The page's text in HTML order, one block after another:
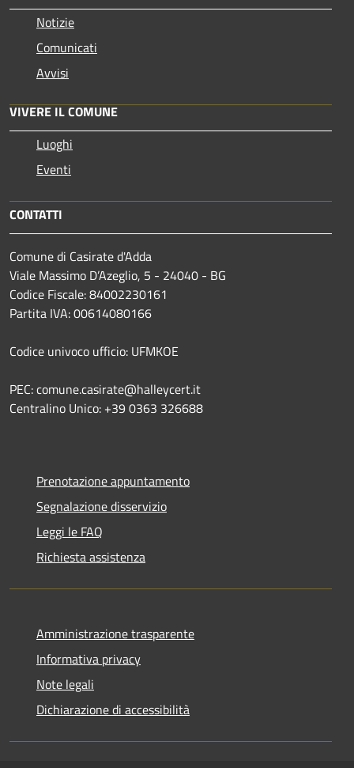
Notizie
Comunicati
Avvisi
VIVERE IL COMUNE
Luoghi
Eventi
CONTATTI
Comune di Casirate d'Adda
Viale Massimo D’Azeglio, 5 - 24040 - BG
Codice Fiscale: 84002230161
Partita IVA: 00614080166
Codice univoco ufficio: UFMKOE
PEC: comune.casirate@halleycert.it
Centralino Unico: +39 0363 326688
Prenotazione appuntamento
Segnalazione disservizio
Leggi le FAQ
Richiesta assistenza
Amministrazione trasparente
Informativa privacy
Note legali
Dichiarazione di accessibilità